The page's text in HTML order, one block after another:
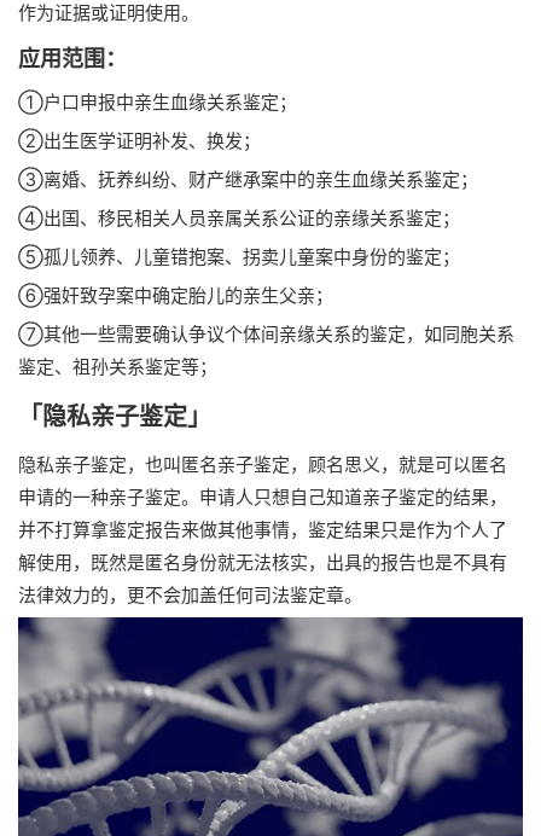
作为证据或证明使用。
应用范围：
①户口申报中亲生血缘关系鉴定；
②出生医学证明补发、换发；
③离婚、抚养纠纷、财产继承案中的亲生血缘关系鉴定；
④出国、移民相关人员亲属关系公证的亲缘关系鉴定；
⑤孤儿领养、儿童错抱案、拐卖儿童案中身份的鉴定；
⑥强奸致孕案中确定胎儿的亲生父亲；
⑦其他一些需要确认争议个体间亲缘关系的鉴定，如同胞关系
鉴定、祖孙关系鉴定等；
「隐私亲子鉴定」
隐私亲子鉴定，也叫匿名亲子鉴定，顾名思义，就是可以匿名
申请的一种亲子鉴定。申请人只想自己知道亲子鉴定的结果，
并不打算拿鉴定报告来做其他事情，鉴定结果只是作为个人了
解使用，既然是匿名身份就无法核实，出具的报告也是不具有
法律效力的，更不会加盖任何司法鉴定章。